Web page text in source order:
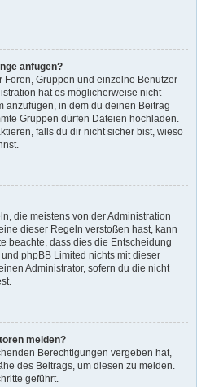
anfügen?
Foren, Gruppen und einzelne Benutzer
hat es möglicherweise nicht
anzufügen, in dem du deinen Beitrag
Gruppen dürfen Dateien hochladen.
falls du dir nicht sicher bist, wieso
die meistens von der Administration
dieser Regeln verstoßen hast, kann
beachte, dass dies die Entscheidung
phpBB Limited nichts mit dieser
Administrator, sofern du die nicht
melden?
Berechtigungen vergeben hat,
des Beitrags, um diesen zu melden.
geführt.